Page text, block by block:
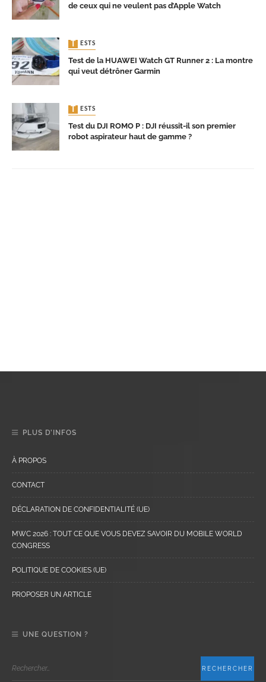
de ceux qui ne veulent pas d’Apple Watch
TESTS
Test de la HUAWEI Watch GT Runner 2 : La montre
qui veut détrôner Garmin
TESTS
Test du DJI ROMO P : DJI réussit-il son premier
robot aspirateur haut de gamme ?
PLUS D’INFOS
À PROPOS
CONTACT
DÉCLARATION DE CONFIDENTIALITÉ (UE)
MWC 2026 : TOUT CE QUE VOUS DEVEZ SAVOIR DU MOBILE WORLD
CONGRESS
POLITIQUE DE COOKIES (UE)
PROPOSER UN ARTICLE
UNE QUESTION ?